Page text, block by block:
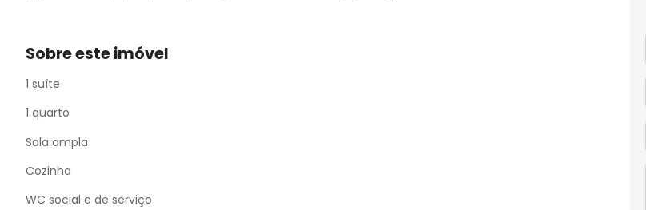
Sobre este imóvel
1 suíte
1 quarto
Sala ampla
Cozinha
WC social e de serviço